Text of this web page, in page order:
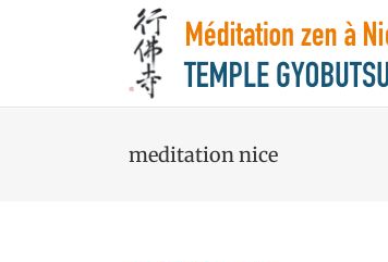
meditation nice